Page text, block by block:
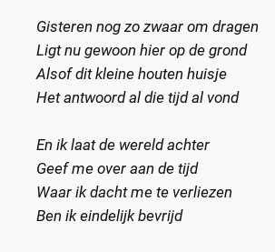
Gisteren nog zo zwaar om dragen
Ligt nu gewoon hier op de grond
Alsof dit kleine houten huisje
Het antwoord al die tijd al vond
En ik laat de wereld achter
Geef me over aan de tijd
Waar ik dacht me te verliezen
Ben ik eindelijk bevrijd